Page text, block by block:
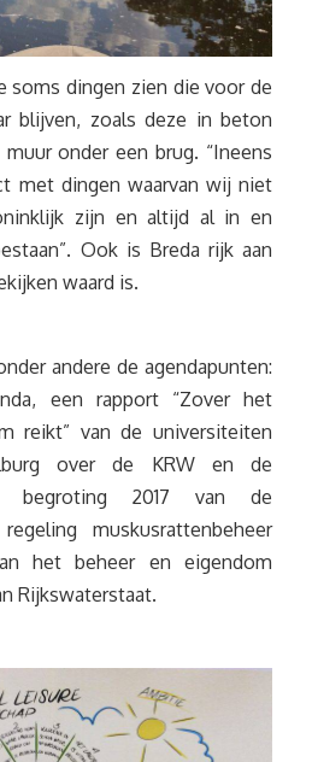
soms dingen zien die voor de
blijven, zoals deze in beton
onder een brug. “Ineens
met dingen waarvan wij niet
zijn en altijd al in en
Ook is Breda rijk aan
waard is.
andere de agendapunten:
een rapport “Zover het
reikt” van de universiteiten
over de KRW en de
begroting 2017 van de
muskusrattenbeheer
het beheer en eigendom
Rijkswaterstaat.